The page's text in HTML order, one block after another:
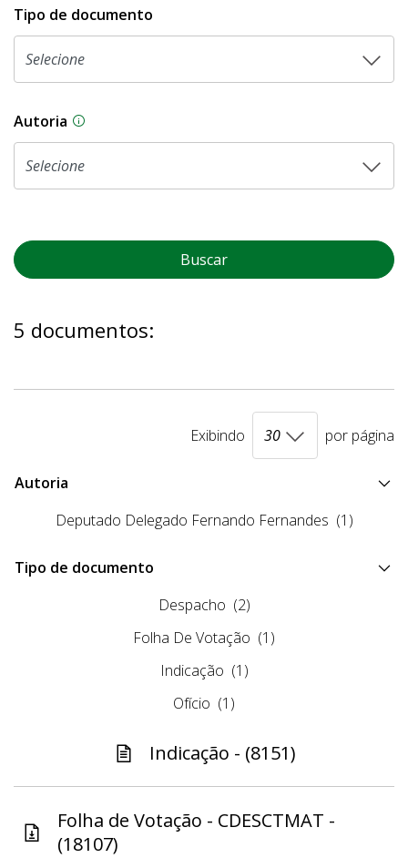
Tipo de documento
Autoria As proposições legislativas na CLDF podem
Buscar
5 documentos:
Exibindo por página
Autoria
Deputado Delegado Fernando Fernandes (1)
Tipo de documento
Despacho (2)
Folha De Votação (1)
Indicação (1)
Ofício (1)
Indicação - (8151)
Folha de Votação - CDESCTMAT -
(18107)